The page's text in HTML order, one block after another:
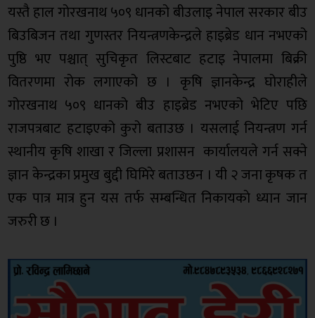
यस्तै हाल गोरखनाथ ५०९ धानको बीउलाइ नेपाल सरकार बीउ
बिउबिजन तथा गुणस्तर नियन्त्रणकेन्द्रले हाइब्रेड धान नभएको
पुष्ठि भए पश्चात् सुचिकृत लिस्टबाट हटाइ नेपालमा बिक्री
वितरणमा रोक लगाएको छ । कृषि ज्ञानकेन्द्र घोराहीले
गोरखनाथ ५०९ धानको बीउ हाइब्रेड नभएको भेटिए पछि
राजपत्रबाट हटाइएको कुरो बताउछ । यसलाई नियन्त्रण गर्न
स्थानीय कृषि शाखा र जिल्ला प्रशासन कार्यालयले गर्न सक्ने
ज्ञान केन्द्रका प्रमुख बुद्दी घिमिरे बताउछन । यी २ जना कृषक त
एक पात्र मात्र हुन यस तर्फ सम्बन्धित निकायकाे ध्यान जान
जरुरी छ ।